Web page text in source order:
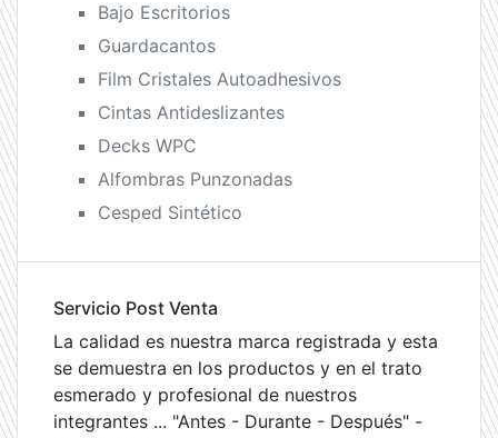
Bajo Escritorios
Guardacantos
Film Cristales Autoadhesivos
Cintas Antideslizantes
Decks WPC
Alfombras Punzonadas
Cesped Sintético
Servicio Post Venta
La calidad es nuestra marca registrada y esta
se demuestra en los productos y en el trato
esmerado y profesional de nuestros
integrantes ... "Antes - Durante - Después" -